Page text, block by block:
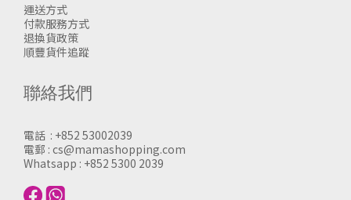
運送方式
付款服務方式
退換貨政策
順豐貨件追蹤
聯絡我們
電話 : +852 53002039
電郵 : cs@mamashopping.com
Whatsapp : +852 5300 2039